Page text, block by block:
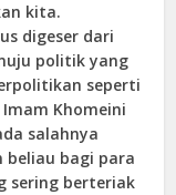
kita.
digeser dari
politik yang
seperti
Khomeini
salahnya
beliau bagi para
sering berteriak